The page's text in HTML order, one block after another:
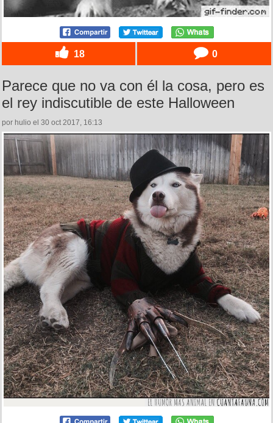
18 0
Parece que no va con él la cosa, pero es
el rey indiscutible de este Halloween
por hulio el 30 oct 2017, 16:13